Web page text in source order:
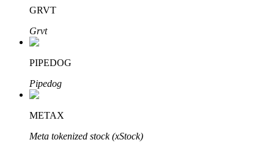
Bitrue Affiliates
Upp till 65% provision!
GRVT
Grvt
PIPEDOG
Pipedog
METAX
Meta tokenized stock (xStock)